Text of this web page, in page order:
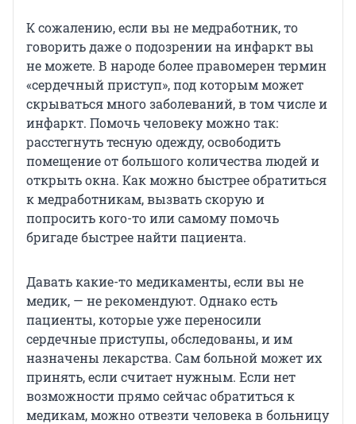
К сожалению, если вы не медработник, то
говорить даже о подозрении на инфаркт вы
не можете. В народе более правомерен термин
«сердечный приступ», под которым может
скрываться много заболеваний, в том числе и
инфаркт. Помочь человеку можно так:
расстегнуть тесную одежду, освободить
помещение от большого количества людей и
открыть окна. Как можно быстрее обратиться
к медработникам, вызвать скорую и
попросить кого-то или самому помочь
бригаде быстрее найти пациента.
Давать какие-то медикаменты, если вы не
медик, — не рекомендуют. Однако есть
пациенты, которые уже переносили
сердечные приступы, обследованы, и им
назначены лекарства. Сам больной может их
принять, если считает нужным. Если нет
возможности прямо сейчас обратиться к
медикам, можно отвезти человека в больницу